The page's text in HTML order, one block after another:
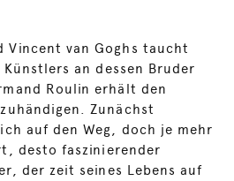
Vincent van Goghs taucht
an dessen Bruder
Roulin erhält den
Zunächst
auf den Weg, doch je mehr
desto faszinierender
der zeit seines Lebens auf